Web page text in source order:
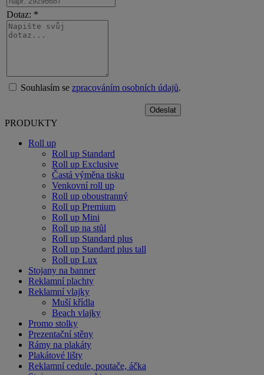
Dotaz: *
Souhlasím se zpracováním osobních údajů.
PRODUKTY
Roll up
Roll up Standard
Roll up Exclusive
Častá výměna tisku
Venkovní roll up
Roll up oboustranný
Roll up Premium
Roll up Mini
Roll up na stůl
Roll up Standard plus
Roll up Standard plus tall
Roll up Lux
Stojany na banner
Reklamní plachty
Reklamní vlajky
Muší křídla
Beach vlajky
Promo stolky
Prezentační stěny
Rámy na plakáty
Plakátové lišty
Reklamní cedule, poutače, áčka